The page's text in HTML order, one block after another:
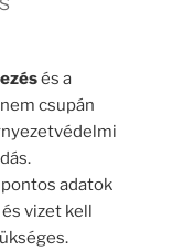
és a
nem csupán
adatok
vizet kell